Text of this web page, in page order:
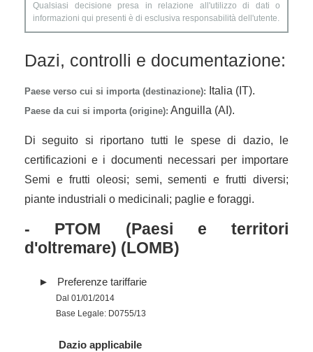
Qualsiasi decisione presa in relazione all'utilizzo di dati o
informazioni qui presenti è di esclusiva responsabilità dell'utente.
Dazi, controlli e documentazione:
Paese verso cui si importa (destinazione): Italia (IT).
Paese da cui si importa (origine): Anguilla (AI).
Di seguito si riportano tutti le spese di dazio, le
certificazioni e i documenti necessari per importare
Semi e frutti oleosi; semi, sementi e frutti diversi;
piante industriali o medicinali; paglie e foraggi.
- PTOM (Paesi e territori
d'oltremare) (LOMB)
Preferenze tariffarie
Dal 01/01/2014
Base Legale: D0755/13
Dazio applicabile